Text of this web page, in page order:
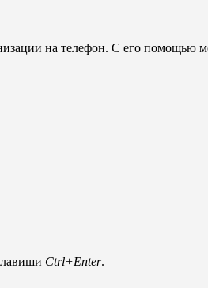
на телефон. С его
Ctrl+Enter.